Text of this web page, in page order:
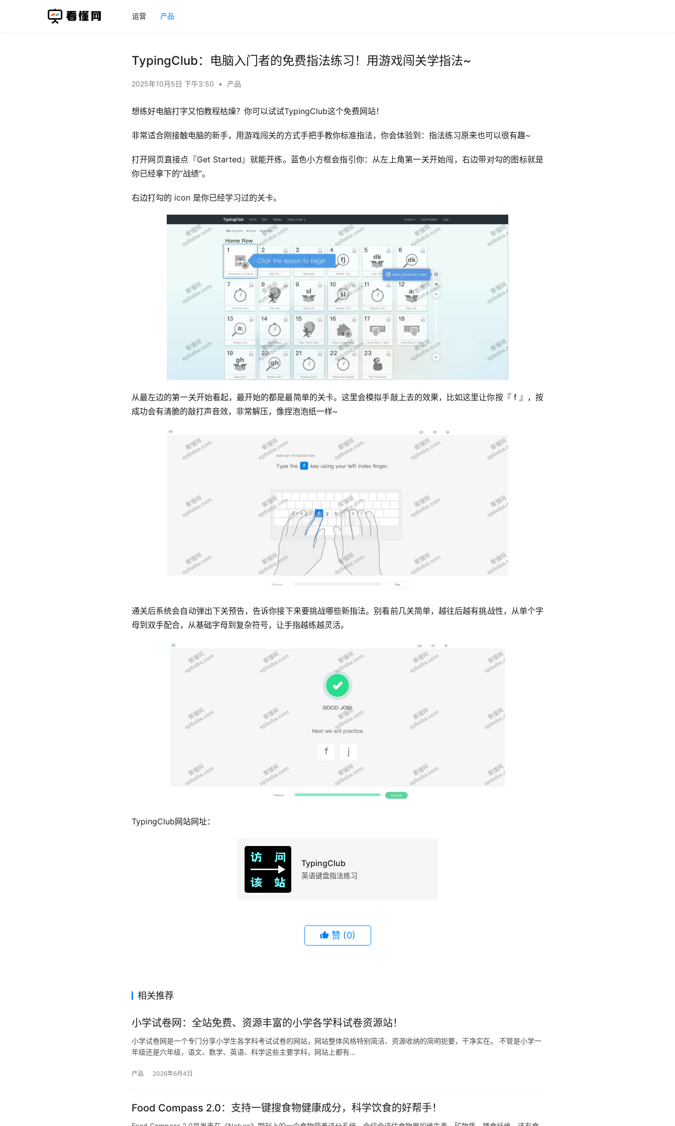
运营 产品
TypingClub：电脑入门者的免费指法练习！用游戏闯关学指法~
2025年10月5日 下午3:50 • 产品
想练好电脑打字又怕教程枯燥？你可以试试TypingClub这个免费网站！
非常适合刚接触电脑的新手，用游戏闯关的方式手把手教你标准指法，你会体验到：指法练习原来也可以很有趣~
打开网页直接点『Get Started』就能开练。蓝色小方框会指引你：从左上角第一关开始闯，右边带对勾的图标就是
你已经拿下的”战绩”。
右边打勾的 icon 是你已经学习过的关卡。
从最左边的第一关开始看起，最开始的都是最简单的关卡。这里会模拟手敲上去的效果，比如这里让你按『 f 』，按
成功会有清脆的敲打声音效，非常解压，像捏泡泡纸一样~
通关后系统会自动弹出下关预告，告诉你接下来要挑战哪些新指法。别看前几关简单，越往后越有挑战性，从单个字
母到双手配合，从基础字母到复杂符号，让手指越练越灵活。
TypingClub网站网址：
TypingClub
英语键盘指法练习
赞 (0)
相关推荐
小学试卷网：全站免费、资源丰富的小学各学科试卷资源站！
小学试卷网是一个专门分享小学生各学科考试试卷的网站，网站整体风格特别简洁、资源收纳的简明扼要，干净实在。 不管是小学一
年级还是六年级，语文、数学、英语、科学这些主要学科，网站上都有…
产品 2026年6月4日
Food Compass 2.0：支持一键搜食物健康成分，科学饮食的好帮手！